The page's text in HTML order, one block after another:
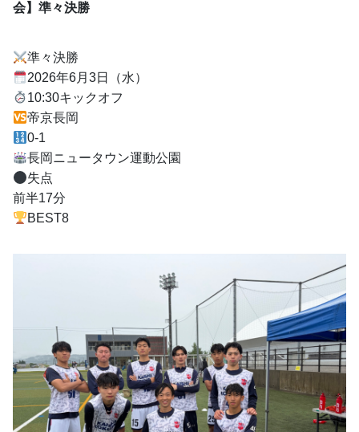
会】準々決勝
準々決勝
2026年6月3日（水）
10:30キックオフ
帝京長岡
0-1
長岡ニュータウン運動公園
失点
前半17分
BEST8